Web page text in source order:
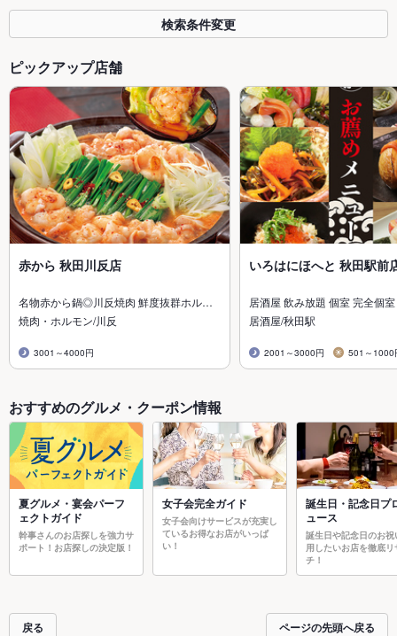
検索条件変更
ピックアップ店舗
赤から 秋田川反店
名物赤から鍋◎川反焼肉 鮮度抜群ホル…
焼肉・ホルモン/川反
3001～4000円
いろはにほへと 秋田駅前
居酒屋 飲み放題 個室 完全個
居酒屋/秋田駅
2001～3000円 501～1000
おすすめのグルメ・クーポン情報
夏グルメ・宴会パーフ
ェクトガイド
幹事さんのお店探しを強力サ
ポート！お店探しの決定版！
女子会完全ガイド
女子会向けサービスが充実し
ているお得なお店がいっぱ
い！
誕生日・記念日プ
ュース
誕生日や記念日のお祝
用したいお店を徹底リ
チ！
戻る ページの先頭へ戻る